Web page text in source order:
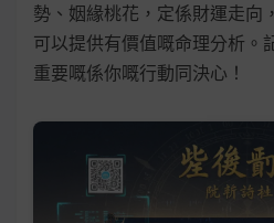
勢、姻緣桃花，定係財運走向
可以提供有價值嘅命理分析。
重要嘅係你嘅行動同決心！